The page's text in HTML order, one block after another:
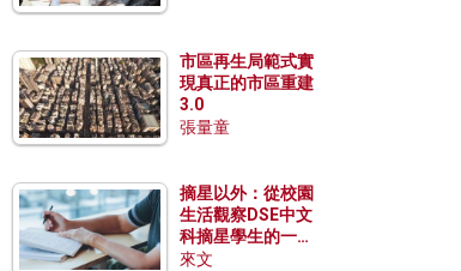
市區再生局範式實
現真正的市區重建
3.0
張量童
摘星以外：從校園
生活觀察DSE中文
科摘星學生的一點
特質
來文